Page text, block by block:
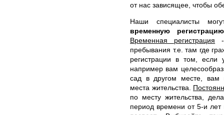
от нас зависящее, чтобы
Наши специалисты
временную
Временная регистрация -
пребывания т.е. там где
регистрации в том,
например вам
сад в другом месте, вам
места жительства.
по месту жительства,
период времени от 5-и лет